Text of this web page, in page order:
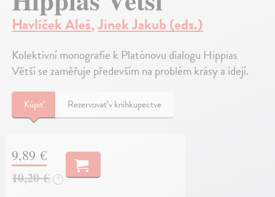
Havlíček Aleš,Jinek Jakub (eds.)
Kolektivní monografie k Platónovu dialogu Hippias
Větší se zaměřuje především na problém krásy a idejí.
Kúpiť Rezervovať v kníhkupectve
9,89 €
10,20 €
?